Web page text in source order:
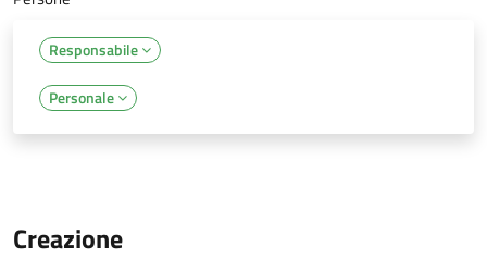
Responsabile
Personale
Creazione